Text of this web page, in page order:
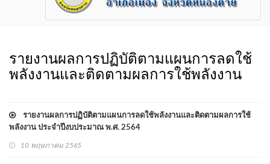
รายงานผลการปฏิบัติตามแผนการลดใช้
พลังงานและติดตามผลการใช้พลังงาน
รายงานผลการปฏิบัติตามแผนการลดใช้พลังงานและติดตามผลการใช้
พลังงาน ประจำปีงบประมาณ พ.ศ. 2564
10 พฤษภาคม 2565